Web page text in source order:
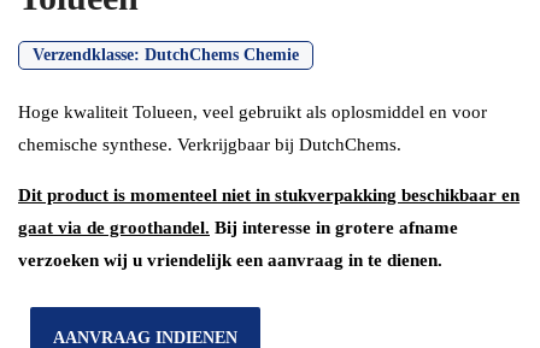
Verzendklasse: DutchChems Chemie
Hoge kwaliteit Tolueen, veel gebruikt als oplosmiddel en voor
chemische synthese. Verkrijgbaar bij DutchChems.
Dit product is momenteel niet in stukverpakking beschikbaar en
gaat via de groothandel. Bij interesse in grotere afname
verzoeken wij u vriendelijk een aanvraag in te dienen.
AANVRAAG INDIENEN